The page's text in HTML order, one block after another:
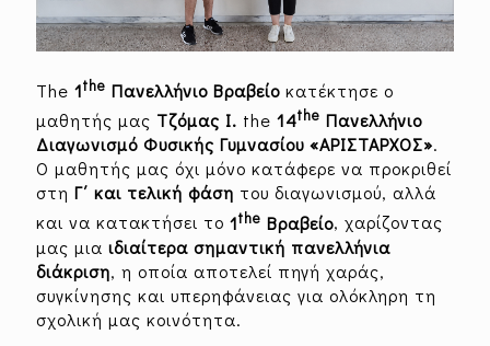
The 1the Πανελλήνιο Βραβείο κατέκτησε ο
μαθητής μας Τζόμας Ι. the 14the Πανελλήνιο
Διαγωνισμό Φυσικής Γυμνασίου «ΑΡΙΣΤΑΡΧΟΣ».
Ο μαθητής μας όχι μόνο κατάφερε να προκριθεί
στη Γ΄ και τελική φάση του διαγωνισμού, αλλά
και να κατακτήσει το 1the Βραβείο, χαρίζοντας
μας μια ιδιαίτερα σημαντική πανελλήνια
διάκριση, η οποία αποτελεί πηγή χαράς,
συγκίνησης και υπερηφάνειας για ολόκληρη τη
σχολική μας κοινότητα.